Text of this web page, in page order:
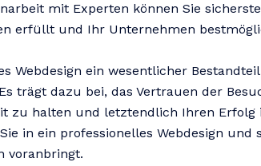
mit Experten können Sie
erfüllt und Ihr Unternehmen
Webdesign ein wesentlicher
trägt dazu bei, das Vertrauen der
zu halten und letztendlich Ihren Erfolg
in ein professionelles Webdesign und
voranbringt.